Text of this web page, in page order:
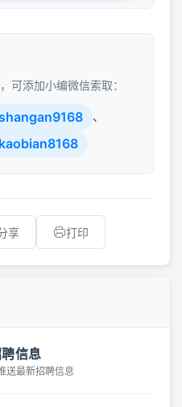
可添加小编微信索取：
、
kaobian8168
享 打印
信息
送最新招聘信息